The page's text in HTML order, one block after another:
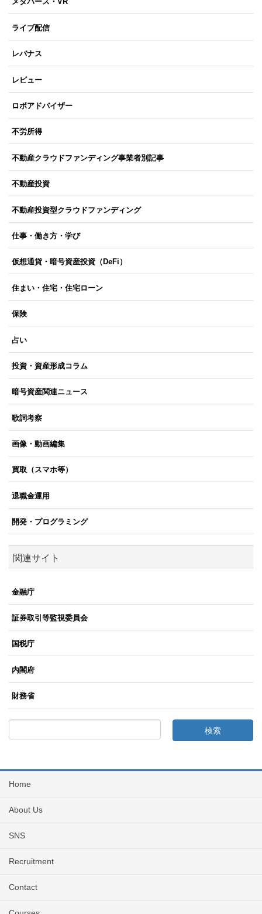
ライブ配信
レバナス
レビュー
ロボアドバイザー
不労所得
不動産クラウドファンディング事業者別記事
不動産投資
不動産投資型クラウドファンディング
仕事・働き方・学び
仮想通貨・暗号資産投資（DeFi）
住まい・住宅・住宅ローン
保険
占い
投資・資産形成コラム
暗号資産関連ニュース
歌詞考察
画像・動画編集
買取（スマホ等）
退職金運用
開発・プログラミング
関連サイト
金融庁
証券取引等監視委員会
国税庁
内閣府
財務省
Home
About Us
SNS
Recruitment
Contact